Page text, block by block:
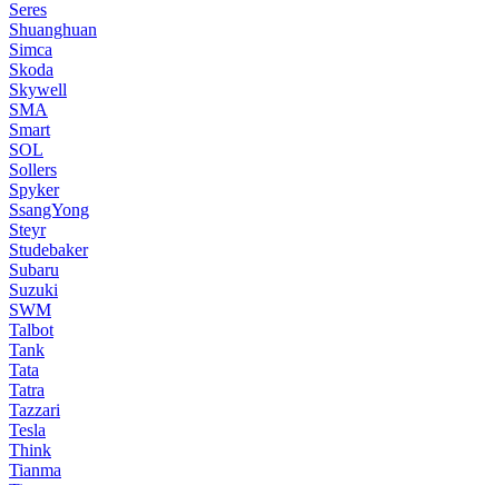
Seres
Shuanghuan
Simca
Skoda
Skywell
SMA
Smart
SOL
Sollers
Spyker
SsangYong
Steyr
Studebaker
Subaru
Suzuki
SWM
Talbot
Tank
Tata
Tatra
Tazzari
Tesla
Think
Tianma